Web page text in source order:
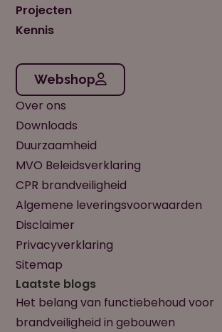
Projecten
Kennis
Webshop
Over ons
Downloads
Duurzaamheid
MVO Beleidsverklaring
CPR brandveiligheid
Algemene leveringsvoorwaarden
Disclaimer
Privacyverklaring
Sitemap
Laatste blogs
Het belang van functiebehoud voor
brandveiligheid in gebouwen